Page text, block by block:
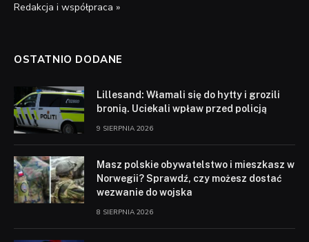
Redakcja i współpraca »
OSTATNIO DODANE
Lillesand: Włamali się do hytty i grozili
bronią. Uciekali wpław przed policją
9 SIERPNIA 2026
Masz polskie obywatelstwo i mieszkasz w
Norwegii? Sprawdź, czy możesz dostać
wezwanie do wojska
8 SIERPNIA 2026